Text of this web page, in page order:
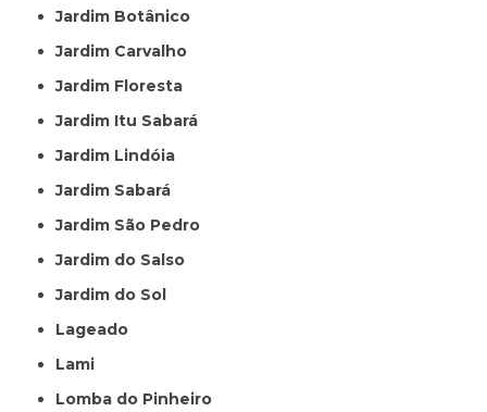
Jardim Botânico
Jardim Carvalho
Jardim Floresta
Jardim Itu Sabará
Jardim Lindóia
Jardim Sabará
Jardim São Pedro
Jardim do Salso
Jardim do Sol
Lageado
Lami
Lomba do Pinheiro